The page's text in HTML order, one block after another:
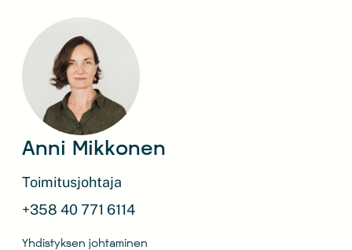
Anni Mikkonen
Toimitusjohtaja
+358 40 771 6114
Yhdistyksen johtaminen